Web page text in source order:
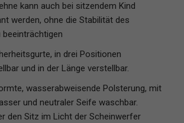
kann auch bei sitzendem Kind
werden, ohne die Stabilität des
beeinträchtigen
in drei Positionen
und in der Länge verstellbar.
wasserabweisende Polsterung, mit
und neutraler Seife waschbar.
den Sitz im Licht der Scheinwerfer